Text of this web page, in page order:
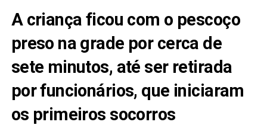
A criança ficou com o pescoço
preso na grade por cerca de
sete minutos, até ser retirada
por funcionários, que iniciaram
os primeiros socorros